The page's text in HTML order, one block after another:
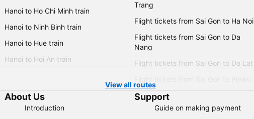
Hanoi to Ho Chi Minh train
Hanoi to Ninh Binh train
Hanoi to Hue train
Hanoi to Hoi An train
Trang
Flight tickets from Sai Gon to Ha Noi
Flight tickets from Sai Gon to Da
Nang
Flight tickets from Sai Gon to Da Lat
View all routes
About Us
Introduction
Support
Guide on making payment